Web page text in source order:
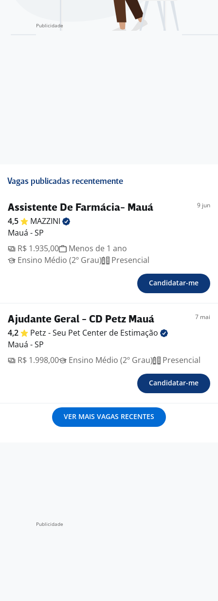
Vagas publicadas recentemente
Assistente De Farmácia- Mauá 9 jun
4,5
MAZZINI
Mauá - SP
R$ 1.935,00
Menos de 1 ano
Ensino Médio (2º Grau)
Presencial
Candidatar-me
Ajudante Geral - CD Petz Mauá 7 mai
4,2 Petz - Seu Pet Center de Estimação
Mauá - SP
R$ 1.998,00
Ensino Médio (2º Grau) Presencial
Candidatar-me
VER MAIS VAGAS RECENTES